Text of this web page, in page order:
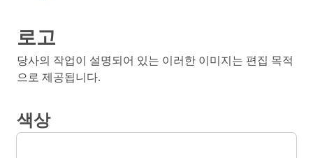
로고
당사의 작업이 설명되어 있는 이러한 이미지는 편집 목적
으로 제공됩니다.
색상